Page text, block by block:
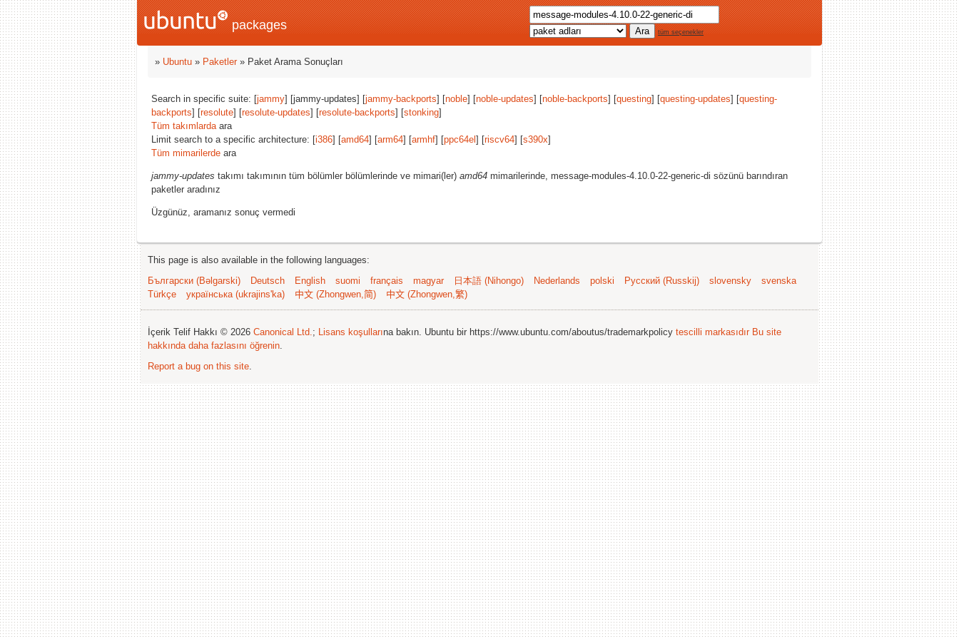
packages tüm seçenekler
» Ubuntu » Paketler» Paket Arama Sonuçları
Search in specific suite: [jammy] [jammy-updates] [jammy-backports] [noble] [noble-updates] [noble-backports] [questing] [questing-updates] [questing-
backports] [resolute] [resolute-updates] [resolute-backports] [stonking]
Tüm takımlardaara
Limit search to a specific architecture: [i386] [amd64] [arm64] [armhf] [ppc64el ] [riscv64] [s390x]
Tüm mimarilerde ara
jammy-updates takımı takımının tüm bölümler bölümlerinde ve mimari(ler) amd64 mimarilerinde, message-modules-4.10.0-22-generic-di sözünü barındıran
paketler aradınız
Üzgünüz, aramanız sonuç vermedi
This page is also available in the following languages:
Български (Bəlgarski)
Deutsch English suomi français magyar 日本語 (Nihongo) Nederlands polski Русский (Russkij) slovensky
svenska
Türkçe
українська (ukrajins'ka) 中文 (Zhongwen,简) 中文 (Zhongwen,繁)
İçerik Telif Hakkı © 2026 Canonical Ltd.; Lisans koşullarına bakın. Ubuntu bir https://www.ubuntu.com/aboutus/trademarkpolicy tescilli markasıdır Bu site
hakkında daha fazlasını öğrenin.
Report a bug on this site.